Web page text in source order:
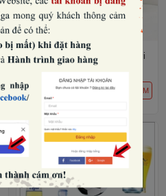
RUOU-Chai rượu vang đồ chơi
(nhựa, không chứa chất lỏng).
3.360₫
3.500₫
THÊM